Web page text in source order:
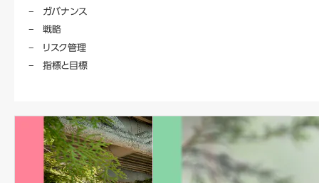
ガバナンス
戦略
リスク管理
指標と目標